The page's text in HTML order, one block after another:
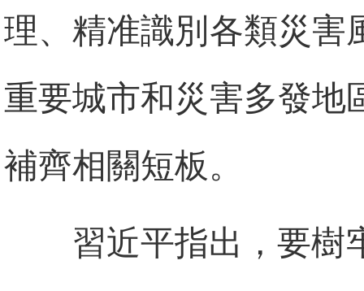
理、精准識別各類災害
重要城市和災害多發地
補齊相關短板。
習近平指出，要樹